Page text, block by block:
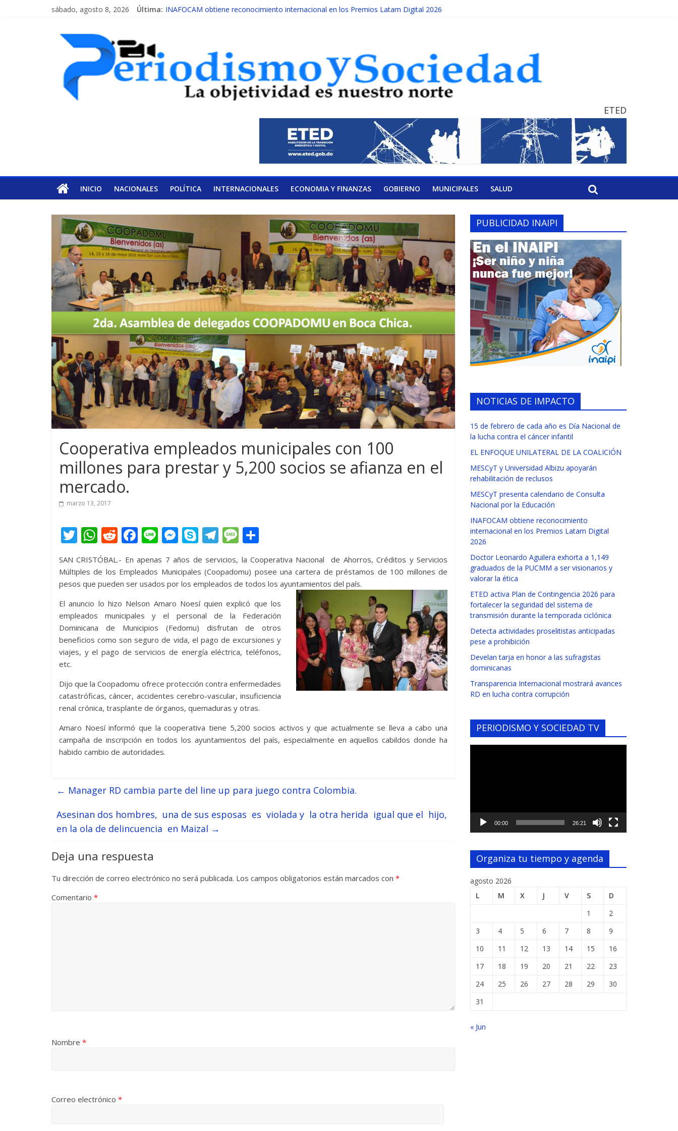
sábado, agosto 8, 2026 Última: INAFOCAM obtiene reconocimiento internacional en los Premios Latam Digital 2026
MESCyT presenta calendario de Consulta Nacional por la Educación
ETED
INICIO NACIONALES POLÍTICA INTERNACIONALES ECONOMIA Y FINANZAS GOBIERNO MUNICIPALES SALUD
Cooperativa empleados municipales con 100
millones para prestar y 5,200 socios se afianza en el
mercado.
marzo 13, 2017
T
itt
er
W
h
at
s
A
p
p
R
d
di
t
F
e
b
o
o
k
Li
e
M
ss
e
n
g
er
S
y
p
e
T
e
gr
a
m
M
e
ss
a
g
e
m
p
ar
ti
r
SAN CRISTÓBAL.- En apenas 7 años de servicios, la Cooperativa Nacional de Ahorros, Créditos y Servicios
Múltiples de los Empleados Municipales (Coopadomu) posee una cartera de préstamos de 100 millones de
pesos que pueden ser usados por los empleados de todos los ayuntamientos del país.
El anuncio lo hizo Nelson Amaro Noesí quien explicó que los
empleados municipales y el personal de la Federación
Dominicana de Municipios (Fedomu) disfrutan de otros
beneficios como son seguro de vida, el pago de excursiones y
viajes, y el pago de servicios de energía eléctrica, teléfonos,
etc.
Dijo que la Coopadomu ofrece protección contra enfermedades
catastróficas, cáncer, accidentes cerebro-vascular, insuficiencia
renal crónica, trasplante de órganos, quemaduras y otras.
Amaro Noesí informó que la cooperativa tiene 5,200 socios activos y que actualmente se lleva a cabo una
campaña de inscripción en todos los ayuntamientos del país, especialmente en aquellos cabildos donde ha
habido cambio de autoridades.
← Manager RD cambia parte del line up para juego contra Colombia.
Asesinan dos hombres, una de sus esposas es violada y la otra herida igual que el hijo,
en la ola de delincuencia en Maizal →
Deja una respuesta
Tu dirección de correo electrónico no será publicada. Los campos obligatorios están marcados con *
Comentario *
Nombre *
Correo electrónico *
PUBLICIDAD INAIPI
NOTICIAS DE IMPACTO
15 de febrero de cada año es Día Nacional de
la lucha contra el cáncer infantil
EL ENFOQUE UNILATERAL DE LA COALICIÓN
MESCyT y Universidad Albizu apoyarán
rehabilitación de reclusos
MESCyT presenta calendario de Consulta
Nacional por la Educación
INAFOCAM obtiene reconocimiento
internacional en los Premios Latam Digital
2026
Doctor Leonardo Aguilera exhorta a 1,149
graduados de la PUCMM a ser visionarios y
valorar la ética
ETED activa Plan de Contingencia 2026 para
fortalecer la seguridad del sistema de
transmisión durante la temporada ciclónica
Detecta actividades proselitistas anticipadas
pese a prohibición
Develan tarja en honor a las sufragistas
dominicanas
Transparencia Internacional mostrará avances
RD en lucha contra corrupción
PERIODISMO Y SOCIEDAD TV
00:00 26:21
Organiza tu tiempo y agenda
agosto 2026
L
M X J V S
D
1
2
3
4 5 6 7 8
9
10
11 12 13 14 15
16
17
18 19 20 21 22
23
24
25 26 27 28 29
30
31
« Jun